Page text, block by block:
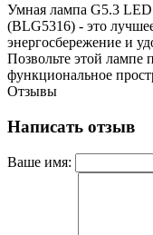
Умная лампа G5.3
(BLG5316) - это
энергосбережение и
Позвольте этой лампе
функциональное
Отзывы
Написать отзыв
Ваше имя: